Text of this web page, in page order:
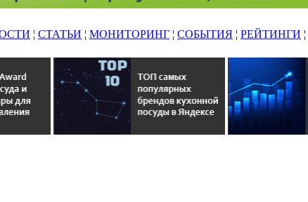
¦ СТАТЬИ ¦ МОНИТОРИНГ ¦ СОБЫТИЯ ¦ РЕЙТИНГИ ¦